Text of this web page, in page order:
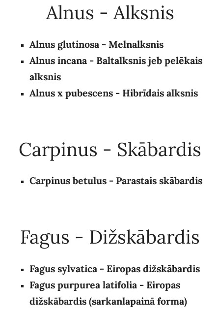
Alnus - Alksnis
Alnus glutinosa - Melnalksnis
Alnus incana - Baltalksnis jeb pelēkais
alksnis
Alnus x pubescens - Hibrīdais alksnis
Carpinus - Skābardis
Carpinus betulus - Parastais skābardis
Fagus - Dižskābardis
Fagus sylvatica - Eiropas dižskābardis
Fagus purpurea latifolia - Eiropas
dižskābardis (sarkanlapainā forma)